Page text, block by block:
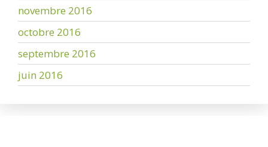
novembre 2016
octobre 2016
septembre 2016
juin 2016